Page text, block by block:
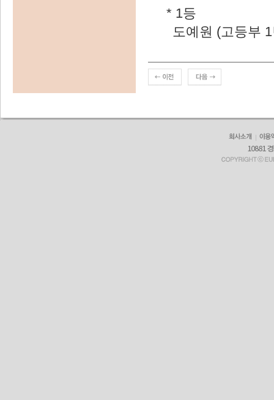
* 1등
도예원 (고등부